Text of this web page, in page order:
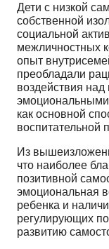
Дети с низкой
собственной
социальной
межличностных
опыт
преобладали
воздействия
эмоциональными
как основной
воспитательной
Из
что наиболее
позитивной
эмоциональная
ребенка и
регулирующих
развитию